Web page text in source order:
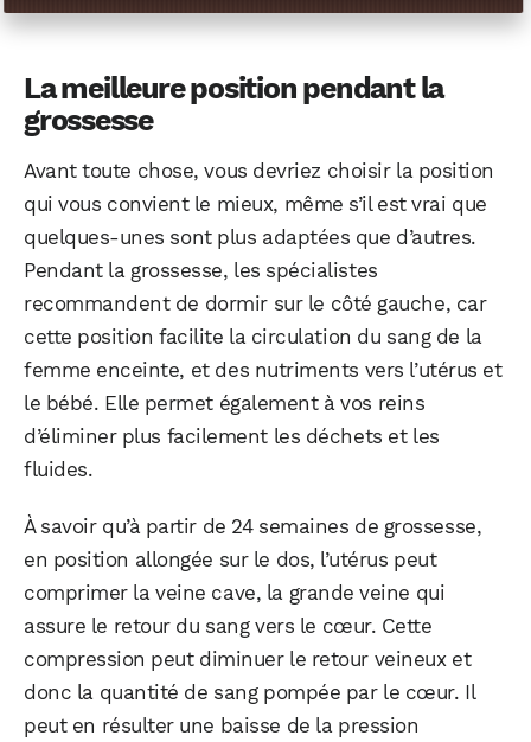
La meilleure position pendant la
grossesse
Avant toute chose, vous devriez choisir la position
qui vous convient le mieux, même s’il est vrai que
quelques-unes sont plus adaptées que d’autres.
Pendant la grossesse, les spécialistes
recommandent de dormir sur le côté gauche, car
cette position facilite la circulation du sang de la
femme enceinte, et des nutriments vers l’utérus et
le bébé. Elle permet également à vos reins
d’éliminer plus facilement les déchets et les
fluides.
À savoir qu’à partir de 24 semaines de grossesse,
en position allongée sur le dos, l’utérus peut
comprimer la veine cave, la grande veine qui
assure le retour du sang vers le cœur. Cette
compression peut diminuer le retour veineux et
donc la quantité de sang pompée par le cœur. Il
peut en résulter une baisse de la pression